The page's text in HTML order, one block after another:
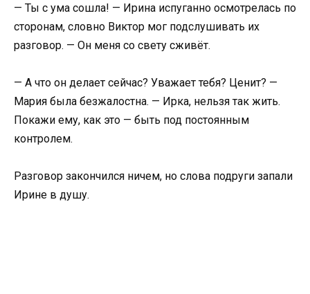
— Ты с ума сошла! — Ирина испуганно осмотрелась по
сторонам, словно Виктор мог подслушивать их
разговор. — Он меня со свету сживёт.
— А что он делает сейчас? Уважает тебя? Ценит? —
Мария была безжалостна. — Ирка, нельзя так жить.
Покажи ему, как это — быть под постоянным
контролем.
Разговор закончился ничем, но слова подруги запали
Ирине в душу.